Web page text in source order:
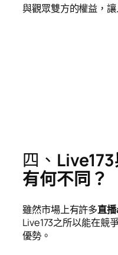
與觀眾雙方的權益，
四、
有何不同？
雖然市場上有許多直
Live173之所以能在競
優勢。